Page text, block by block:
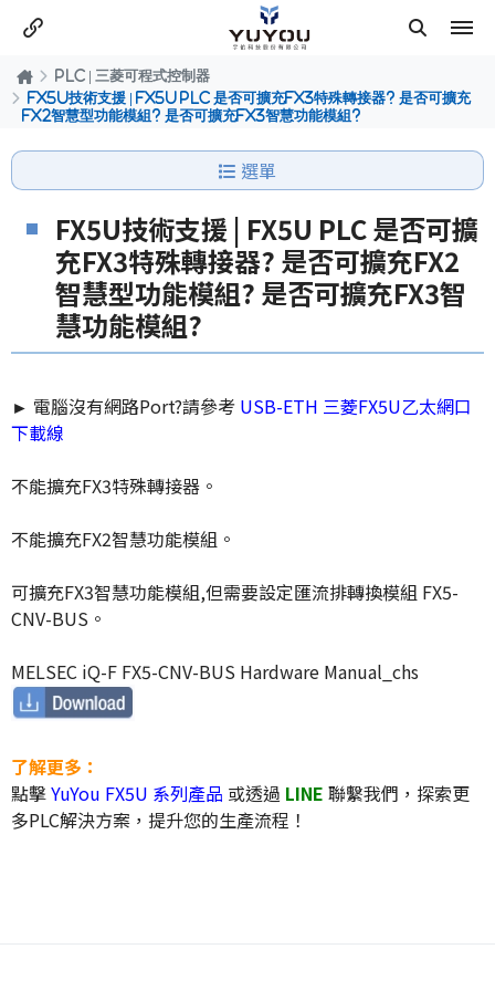
PLC | 三菱可程式控制器
FX5U技術支援 | FX5U PLC 是否可擴充FX3特殊轉接器? 是否可擴充
FX2智慧型功能模組? 是否可擴充FX3智慧功能模組?
選單
FX5U技術支援 | FX5U PLC 是否可擴
充FX3特殊轉接器? 是否可擴充FX2
智慧型功能模組? 是否可擴充FX3智
慧功能模組?
► 電腦沒有網路Port?請參考 USB-ETH 三菱FX5U乙太網口
下載線
不能擴充FX3特殊轉接器。
不能擴充FX2智慧功能模組。
可擴充FX3智慧功能模組,但需要設定匯流排轉換模組 FX5-
CNV-BUS。
MELSEC iQ-F FX5-CNV-BUS Hardware Manual_chs
了解更多：
點擊YuYou FX5U 系列產品 或透過 LINE 聯繫我們，探索更
多PLC解決方案，提升您的生產流程！